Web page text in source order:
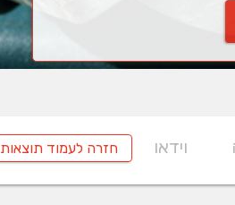
וידאו חזרה לעמוד תוצאות